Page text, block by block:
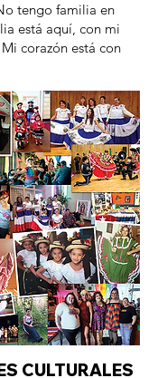
tengo familia en
está aquí, con mi
corazón está con
CULTURALES